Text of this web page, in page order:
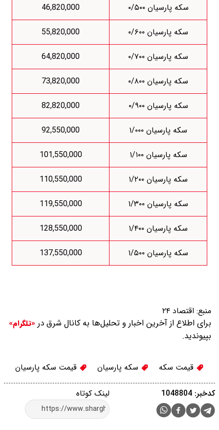
سکه پارسیان ۰/۵۰۰
46,820,000
سکه پارسیان ۰/۶۰۰
55,820,000
سکه پارسیان ۰/۷۰۰
64,820,000
سکه پارسیان ۰/۸۰۰
73,820,000
سکه پارسیان ۰/۹۰۰
82,820,000
سکه پارسیان ۱/۰۰۰
92,550,000
سکه پارسیان ۱/۱۰۰
101,550,000
سکه پارسیان ۱/۲۰۰
110,550,000
سکه پارسیان ۱/۳۰۰
119,550,000
سکه پارسیان ۱/۴۰۰
128,550,000
سکه پارسیان ۱/۵۰۰
137,550,000
منبع: اقتصاد ۲۴
برای اطلاع از آخرین اخبار و تحلیل‌ها به کانال شرق در «تلگرام»
بپیوندید.
قیمت سکه سکه پارسیان قیمت سکه پارسیان
لینک کوتاه کدخبر: 1048804